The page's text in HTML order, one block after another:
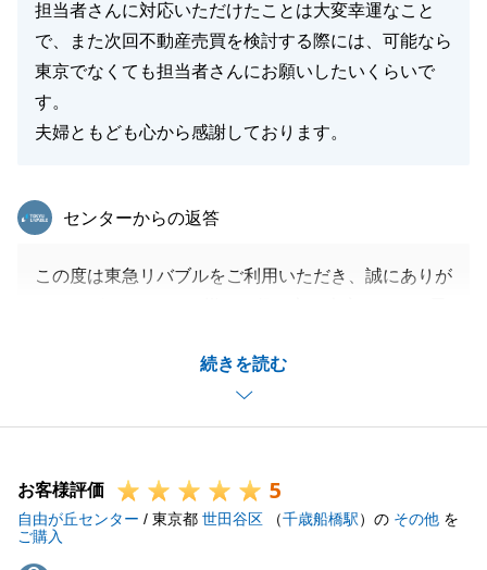
担当者さんに対応いただけたことは大変幸運なこと
で、また次回不動産売買を検討する際には、可能なら
東京でなくても担当者さんにお願いしたいくらいで
す。
夫婦ともども心から感謝しております。
続きを読む
東急リバブル
センターからの返答
この度は東急リバブルをご利用いただき、誠にありが
ご契約までスムーズに行うことができたのは、Y様の
ご協力の賜物です。本当におめでとうございました。
Y様から「親身な姿勢」とのお言葉をいただきました
思います。
また何かお困りのことがございましたらお気軽にご連
絡をくださいませ。今後とも東急リバブルをよろしく
お客様評価 5
自由が丘センター / 東京都 世田谷区 （千歳船橋駅）の その他 を
ご購入